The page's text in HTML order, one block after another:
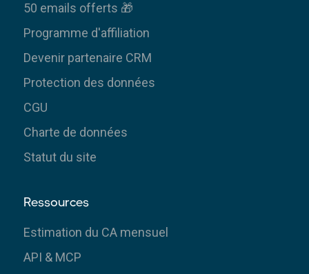
50 emails offerts 🎁
Programme d'affiliation
Devenir partenaire CRM
Protection des données
CGU
Charte de données
Statut du site
Ressources
Estimation du CA mensuel
API & MCP